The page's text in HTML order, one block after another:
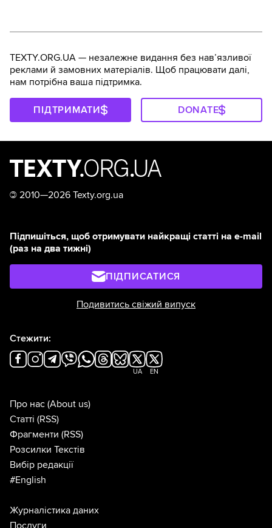
TEXTY.ORG.UA — незалежне видання без навʼязливої
реклами й замовних матеріалів. Щоб працювати далі,
нам потрібна ваша підтримка.
ПІДТРИМАТИ DONATE
© 2010—2026 Texty.org.ua
Підпишіться, щоб отримувати найкращі статті на e-mail
(раз на два тижні)
ПІДПИСАТИСЯ
Подивитись свіжий випуск
Стежити:
UA EN
Про нас (About us)
Статті (RSS)
Фрагменти (RSS)
Розсилки Текстів
Вибір редакції
#English
Журналістика даних